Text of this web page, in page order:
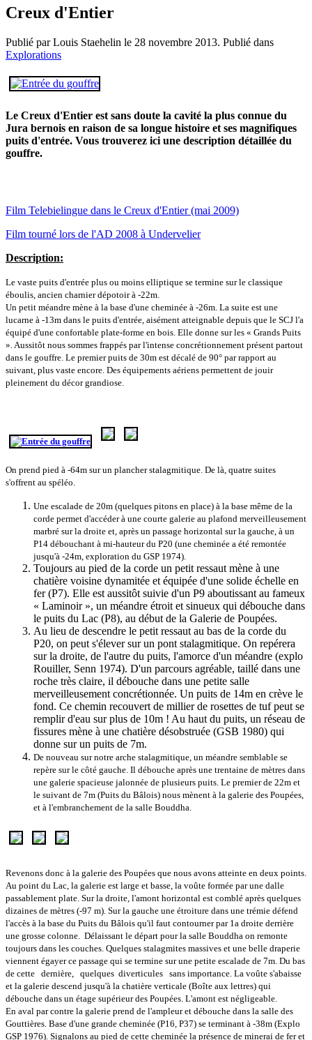
Creux d'Entier
Publié par Louis Staehelin le 28 novembre 2013. Publié dans
Explorations
Le Creux d'Entier est sans doute la cavité la plus connue du
Jura bernois en raison de sa longue histoire et ses magnifiques
puits d'entrée. Vous trouverez ici une description détaillée du
gouffre.
Film Telebielingue dans le Creux d'Entier (mai 2009)
Film tourné lors de l'AD 2008 à Undervelier
Description:
Le vaste puits d'entrée plus ou moins elliptique se termine sur le classique
éboulis, ancien charnier dépotoir à -22m.
Un petit méandre mène à la base d'une cheminée à -26m. La suite est une
lucarne à -13m dans le puits d'entrée, aisément atteignable depuis que le SCJ l'a
équipé d'une confortable plate-forme en bois. Elle donne sur les « Grands Puits
». Aussitôt nous sommes frappés par l'intense concrétionnement présent partout
dans le gouffre. Le premier puits de 30m est décalé de 90° par rapport au
suivant, plus vaste encore. Des équipements aériens permettent de jouir
pleinement du décor grandiose.
On prend pied à -64m sur un plancher stalagmitique. De là, quatre suites
s'offrent au spéléo.
Une escalade de 20m (quelques pitons en place) à la base même de la
corde permet d'accéder à une courte galerie au plafond merveilleusement
marbré sur la droite et, après un passage horizontal sur la gauche, à un
P14 débouchant à mi-hauteur du P20 (une cheminée a été remontée
jusqu'à -24m, exploration du GSP 1974).
Toujours au pied de la corde un petit ressaut mène à une
chatière voisine dynamitée et équipée d'une solide échelle en
fer (P7). Elle est aussitôt suivie d'un P9 aboutissant au fameux
« Laminoir », un méandre étroit et sinueux qui débouche dans
le puits du Lac (P8), au début de la Galerie de Poupées.
Au lieu de descendre le petit ressaut au bas de la corde du
P20, on peut s'élever sur un pont stalagmitique. On repérera
sur la droite, de l'autre du puits, l'amorce d'un méandre (explo
Rouiller, Senn 1974). D'un parcours agréable, taillé dans une
roche très claire, il débouche dans une petite salle
merveilleusement concrétionnée. Un puits de 14m en crève le
fond. Ce chemin recouvert de millier de rosettes de tuf peut se
remplir d'eau sur plus de 10m ! Au haut du puits, un réseau de
fissures mène à une chatière désobstruée (GSB 1980) qui
donne sur un puits de 7m.
De nouveau sur notre arche stalagmitique, un méandre semblable se
repère sur le côté gauche. Il débouche après une trentaine de mètres dans
une galerie spacieuse jalonnée de plusieurs puits. Le premier de 22m et
le suivant de 7m (Puits du Bâlois) nous mènent à la galerie des Poupées,
et à l'embranchement de la salle Bouddha.
Revenons donc à la galerie des Poupées que nous avons atteinte en deux points.
Au point du Lac, la galerie est large et basse, la voûte formée par une dalle
passablement plate. Sur la droite, l'amont horizontal est comblé après quelques
dizaines de mètres (-97 m). Sur la gauche une étroiture dans une trémie défend
l'accès à la base du Puits du Bâlois qu'il faut contourner par 1a droite derrière
une grosse colonne. Délaissant le départ pour la salle Bouddha on remonte
toujours dans les couches. Quelques stalagmites massives et une belle draperie
viennent égayer ce passage qui se termine sur une petite escalade de 7m. Du bas
de cette dernière, quelques diverticules sans importance. La voûte s'abaisse
et la galerie descend jusqu'à la chatière verticale (Boîte aux lettres) qui
débouche dans un étage supérieur des Poupées. L'amont est négligeable.
En aval par contre la galerie prend de l'ampleur et débouche dans la salle des
Gouttières. Base d'une grande cheminée (P16, P37) se terminant à -38m (Explo
GSP 1976). Signalons au pied de cette cheminée la présence de minerai de fer et